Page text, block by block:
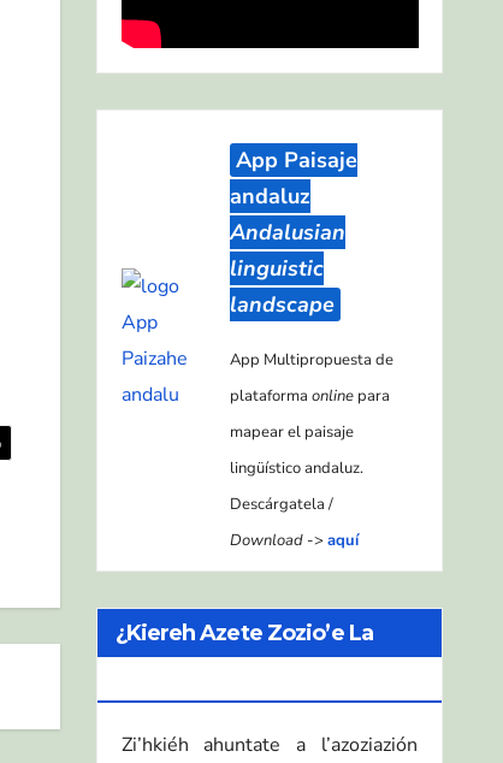
App Paisaje
andaluz
Andalusian
linguistic
landscape
App Multipropuesta de
plataforma onlinepara
mapear el paisaje
lingüístico andaluz.
Descárgatela /
Download-> aquí
¿Kiereh Azete Zozio’e La
Zi’hkiéh ahuntate a l’azoziazión